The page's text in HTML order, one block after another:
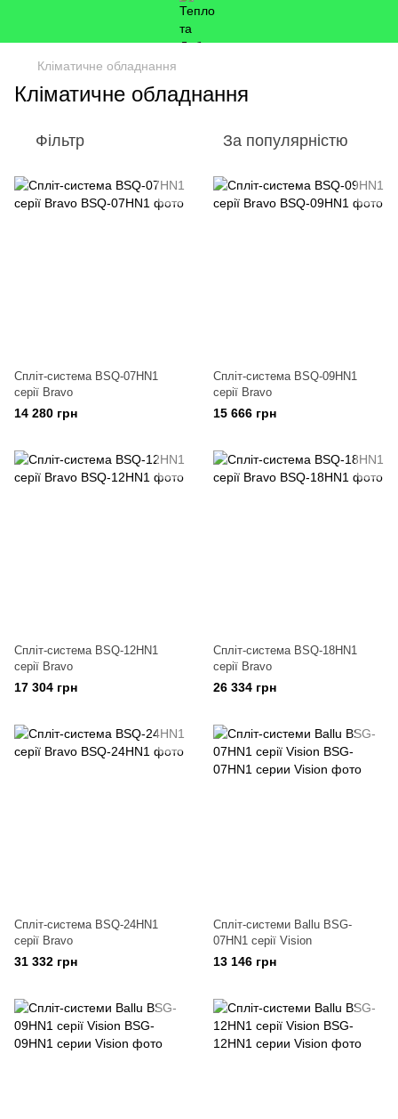
Кліматичне обладнання
Кліматичне обладнання
Фільтр За популярністю
Спліт-система BSQ-07HN1
серії Bravo
14 280 грн
Спліт-система BSQ-09HN1
серії Bravo
15 666 грн
Спліт-система BSQ-12HN1
серії Bravo
17 304 грн
Спліт-система BSQ-18HN1
серії Bravo
26 334 грн
Спліт-система BSQ-24HN1
серії Bravo
31 332 грн
Спліт-системи Ballu BSG-
07HN1 серії Vision
13 146 грн